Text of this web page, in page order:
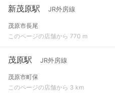
新茂原駅 JR外房線
茂原市長尾
このページの店舗から 770 m
茂原駅 JR外房線
茂原市町保
このページの店舗から 3 km